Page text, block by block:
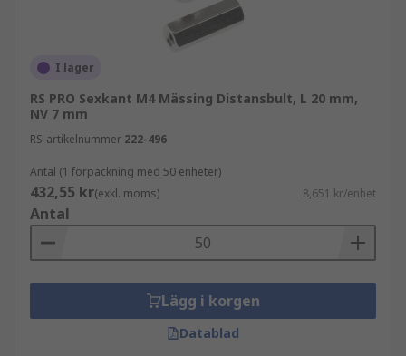
- Till skillnad från sin hona-hona
distanshållare yttre gängor. De flesta är
sexkantiga så att de enkelt kan dras åt med en
skiftnyckel.
spektrum av applikationer, kräver vanligtvis
ingen monteringsutrustning och är den perfekta
lösningen för användning när hög mekanisk
styrka krävs eftersom de fungerar som en robust
I lager
RS PRO Sexkant M4 Mässing Distansbult, L 20 mm,
NV 7 mm
RS-artikelnummer 222-496
Antal (1 förpackning med 50 enheter)
432,55 kr(exkl. moms) 8,651 kr/enhet
Antal
Lägg i korgen
Datablad